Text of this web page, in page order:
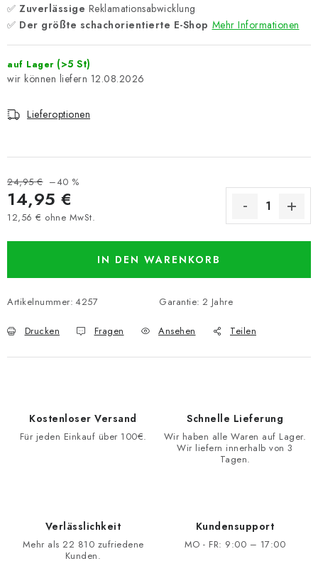
✅ Zuverlässige Reklamationsabwicklung
✅ Der größte schachorientierte E-Shop Mehr Informationen
auf Lager (>5 St)
12.08.2026
Lieferoptionen
24,95 € –40 %
14,95 €
12,56 € ohne MwSt.
IN DEN WARENKORB
Artikelnummer: 4257 Garantie: 2 Jahre
Drucken Fragen Ansehen Teilen
Kostenloser Versand
Für jeden Einkauf über 100€.
Schnelle Lieferung
Wir haben alle Waren auf Lager.
Wir liefern innerhalb von 3
Tagen.
Verlässlichkeit
Mehr als 22 810 zufriedene
Kunden.
Kundensupport
MO - FR: 9:00 – 17:00